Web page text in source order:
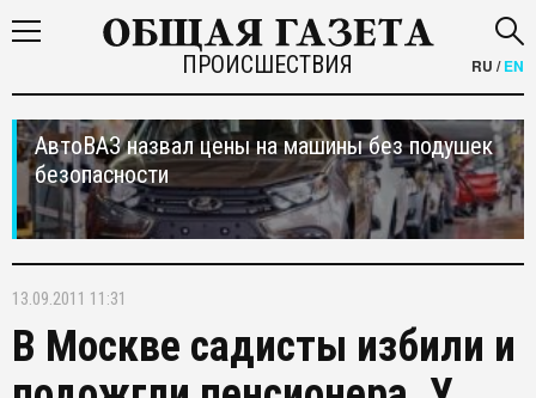
ПРОИСШЕСТВИЯ RU /EN
АвтоВАЗ назвал цены на машины без подушек
безопасности
13.09.2011 11:31
В Москве садисты избили и